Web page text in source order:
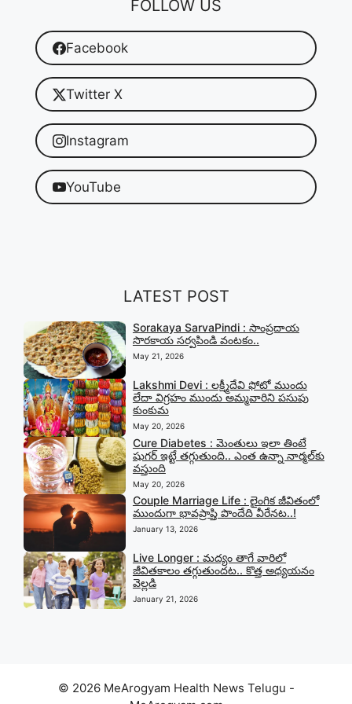
FOLLOW US
Facebook
Twitter X
Instagram
YouTube
LATEST POST
Sorakaya SarvaPindi : సాంప్రదాయ
సొరకాయ సర్వపిండి వంటకం..
May 21, 2026
Lakshmi Devi : లక్ష్మీదేవి ఫోటో ముందు
లేదా విగ్రహం ముందు అమ్మవారిని పసుపు
కుంకుమ
May 20, 2026
Cure Diabetes : మెంతులు ఇలా తింటే
షుగర్ ఇట్టే తగ్గుతుంది.. ఎంత ఉన్నా నార్మల్‍కు
వస్తుంది
May 20, 2026
Couple Marriage Life : లైంగిక జీవితంలో
ముందుగా భావప్రాప్తి పొందేది వీరేనట..!
January 13, 2026
Live Longer : మద్యం తాగే వారిలో
జీవితకాలం తగ్గుతుందట.. కొత్త అధ్యయనం
వెల్లడి
January 21, 2026
© 2026 MeArogyam Health News Telugu -